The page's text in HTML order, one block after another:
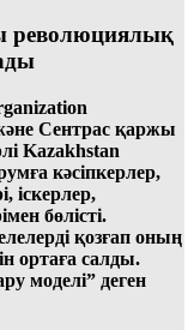
революциялық
Сентрас қаржы
Kazakhstan
кәсiпкерлер,
iскерлер,
бөлiстi.
қозғап оның
ортаға салды.
моделi” деген